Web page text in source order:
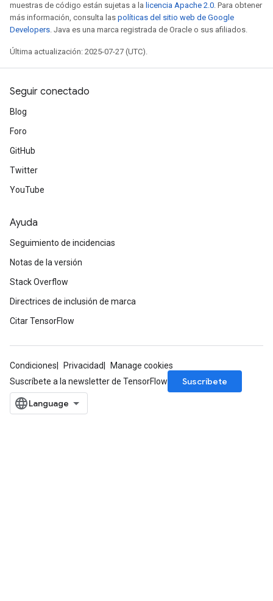
muestras de código están sujetas a la licencia Apache 2.0. Para obtener
más información, consulta las políticas del sitio web de Google
Developers. Java es una marca registrada de Oracle o sus afiliados.
Última actualización: 2025-07-27 (UTC).
Seguir conectado
Blog
Foro
GitHub
Twitter
YouTube
Ayuda
Seguimiento de incidencias
Notas de la versión
Stack Overflow
Directrices de inclusión de marca
Citar TensorFlow
Condiciones Privacidad
Manage cookies
Suscríbete a la newsletter de TensorFlow
Suscríbete